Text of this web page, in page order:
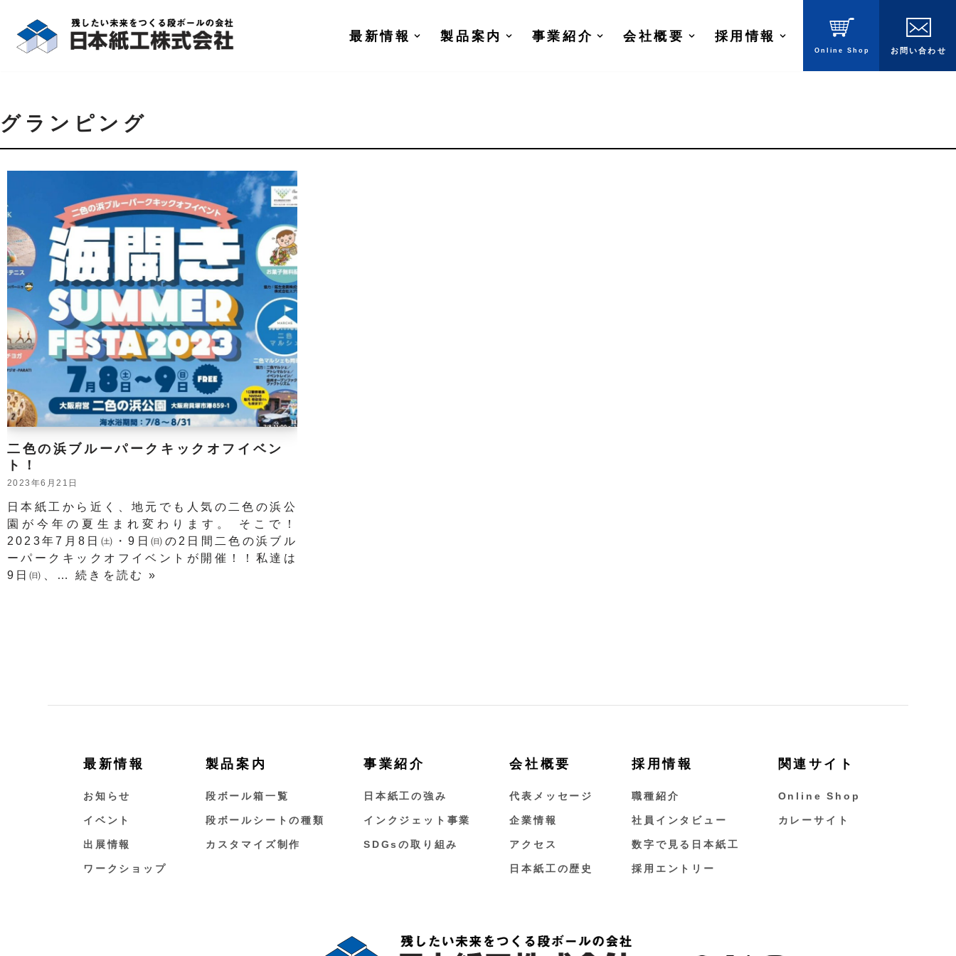
コ
ン
へ
ッ
最新情報 製品案内 事業紹介 会社概要 採用情報
OnlineShop お問 い合わ せ
グランピング
二色の浜ブルーパークキックオフイベン
ト！
2023年6月21日
日本紙工から近く、地元でも人気の二色の浜公
園が今年の夏生まれ変わります。 そこで！
2023年7月8日㈯・9日㈰の2日間二色の浜ブル
ーパークキックオフイベントが開催！！私達は
9日㈰、…続きを読む »
最新情報
お知らせ
イベント
出展情報
ワークショップ
製品案内
段ボール箱一覧
段ボールシートの種類
カスタマイズ制作
事業紹介
日本紙工の強み
インクジェット事業
SDGsの取り組み
会社概要
代表メッセージ
企業情報
アクセス
日本紙工の歴史
採用情報
職種紹介
社員インタビュー
数字で見る日本紙工
採用エントリー
関連サイト
Online Shop
カレーサイト